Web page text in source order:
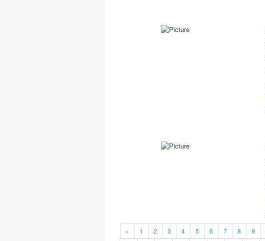
« 1 2 3 4 5 6 7 8 9